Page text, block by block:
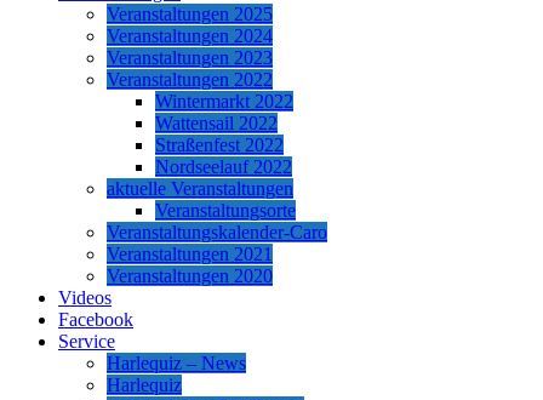
Veranstaltungen 2025
Veranstaltungen 2024
Veranstaltungen 2023
Veranstaltungen 2022
Wintermarkt 2022
Wattensail 2022
Straßenfest 2022
Nordseelauf 2022
aktuelle Veranstaltungen
Veranstaltungsorte
Veranstaltungskalender-Caro
Veranstaltungen 2021
Veranstaltungen 2020
Videos
Facebook
Service
Harlequiz – News
Harlequiz